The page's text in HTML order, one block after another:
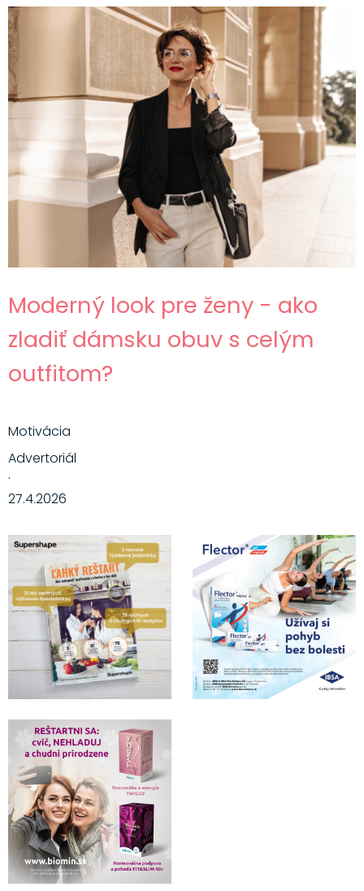
Moderný look pre ženy - ako
zladiť dámsku obuv s celým
outfitom?
Motivácia
Advertoriál
·
27.4.2026